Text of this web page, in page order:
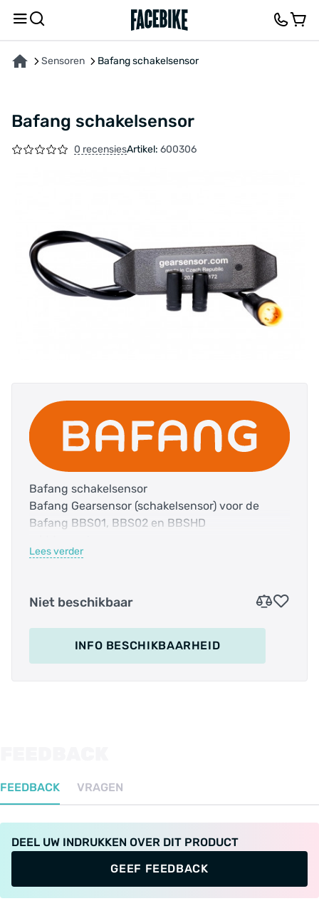
Sensoren Bafang schakelsensor
Bafang schakelsensor
0 recensiesArtikel: 600306
Bafang schakelsensor
Bafang Gearsensor (schakelsensor) voor de
Bafang BBS01, BBS02 en BBSHD
voorkomen is de gearsensor uitgevonden.
U kunt deze tussen de versnellingskabel
Lees verder
Niet beschikbaar
INFO BESCHIKBAARHEID
FEEDBACK VRAGEN
DEEL UW INDRUKKEN OVER DIT PRODUCT
GEEF FEEDBACK
OVER HET PRODUCT FEEDBACK EN VRAGEN